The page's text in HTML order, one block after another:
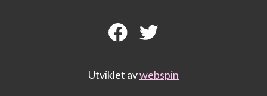
Utviklet avwebspin